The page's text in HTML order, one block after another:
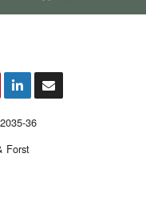
36
Forst